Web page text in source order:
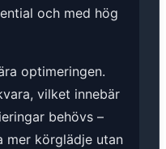
och med hög
optimeringen.
vilket innebär
behövs –
mer körglädje utan